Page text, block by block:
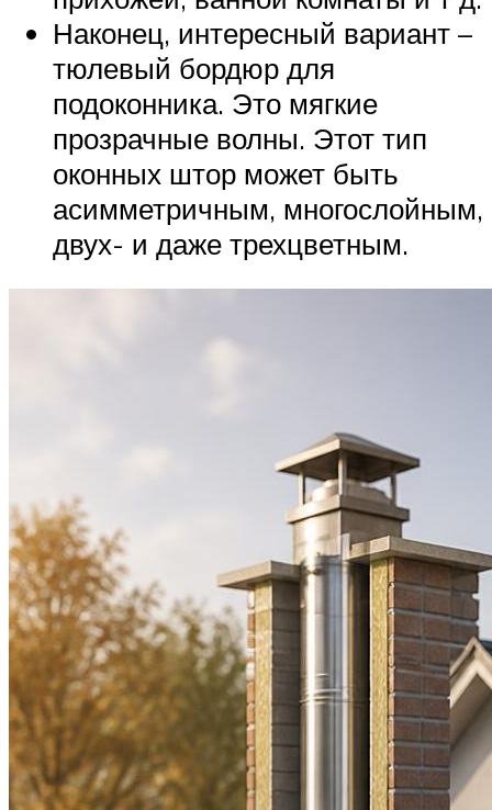
Наконец, интересный вариант –
тюлевый бордюр для
подоконника. Это мягкие
прозрачные волны. Этот тип
оконных штор может быть
асимметричным, многослойным,
двух- и даже трехцветным.